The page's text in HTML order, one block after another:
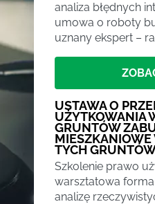
analiza błędnych
umowa o roboty
uznany ekspert –
USTAWA O
UŻYTKOWANIA
GRUNTÓW
TYCH
Szkolenie prawo
warsztatowa
analizę